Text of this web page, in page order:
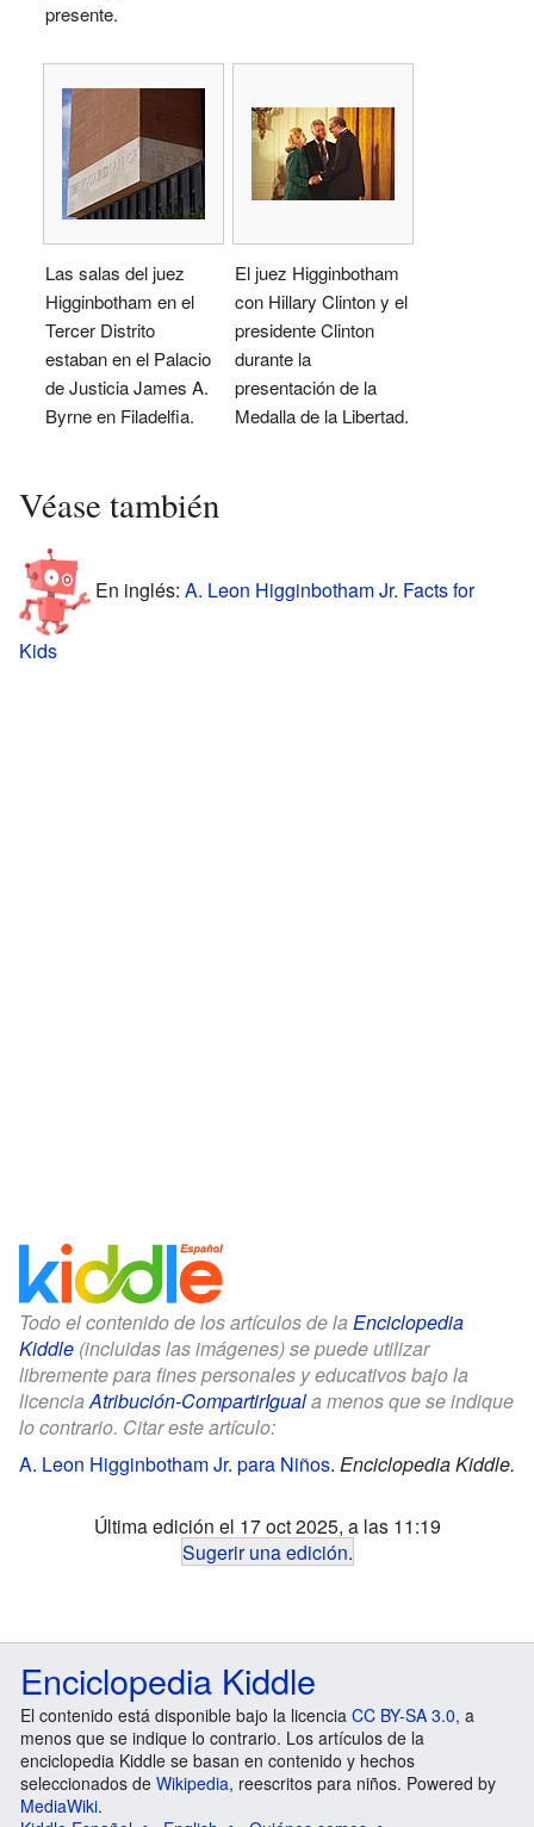
presente.
Las salas del juez
Higginbotham en el
Tercer Distrito
estaban en el Palacio
de Justicia James A.
Byrne en Filadelfia.
El juez Higginbotham
con Hillary Clinton y el
presidente Clinton
durante la
presentación de la
Medalla de la Libertad.
Véase también
En inglés: A. Leon Higginbotham Jr. Facts for
Kids
Todo el contenido de los artículos de la Enciclopedia
Kiddle (incluidas las imágenes) se puede utilizar
libremente para fines personales y educativos bajo la
licenciaAtribución-CompartirIguala menos que se indique
lo contrario. Citar este artículo:
A. Leon Higginbotham Jr. para Niños. Enciclopedia Kiddle.
Última edición el 17 oct 2025, a las 11:19
Sugerir una edición.
Enciclopedia Kiddle
El contenido está disponible bajo la licencia CC BY-SA 3.0, a
menos que se indique lo contrario. Los artículos de la
enciclopedia Kiddle se basan en contenido y hechos
seleccionados de Wikipedia, reescritos para niños. Powered by
MediaWiki.